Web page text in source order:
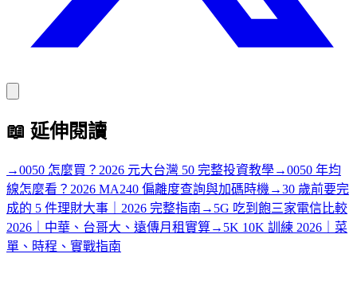
📖 延伸閱讀
→0050 怎麼買？2026 元大台灣 50 完整投資教學→0050 年均
線怎麼看？2026 MA240 偏離度查詢與加碼時機 →30 歲前要完
成的 5 件理財大事｜2026 完整指南 → 5G 吃到飽三家電信比較
2026｜中華、台哥大、遠傳月租實算→ 5K 10K 訓練 2026｜菜
單、時程、實戰指南